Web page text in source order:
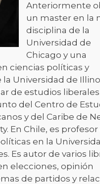
Anteriormente
un master en la
disciplina de la
Universidad de
Chicago y una
ciencias políticas y
Universidad de
de estudios
del Centro de
y del Caribe de
En Chile, es
en la
Es autor de varios
elecciones, opinión
de partidos y